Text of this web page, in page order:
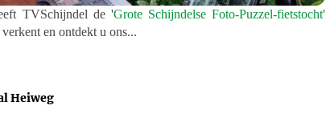
TVSchijndel de 'Grote Schijndelse Foto-Puzzel-fietstocht'
en ontdekt u ons...
Heiweg